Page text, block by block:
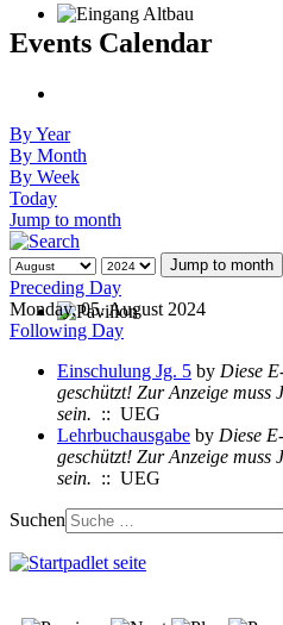
Events Calendar
By Year
By Month
By Week
Today
Jump to month
Jump to month
Preceding Day
Monday, 05. August 2024
Following Day
Einschulung Jg. 5 by Diese
geschützt! Zur Anzeige muss
sein. :: UEG
Lehrbuchausgabe by Diese
geschützt! Zur Anzeige muss
sein. :: UEG
Suchen